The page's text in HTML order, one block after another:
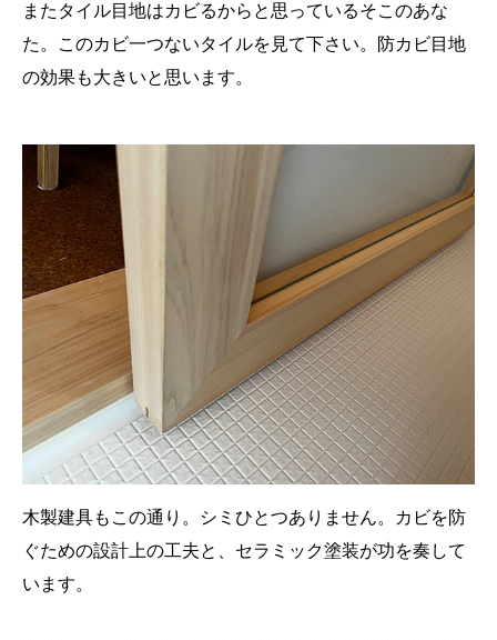
またタイル目地はカビるからと思っているそこのあな
た。このカビ一つないタイルを見て下さい。防カビ目地
の効果も大きいと思います。
木製建具もこの通り。シミひとつありません。カビを防
ぐための設計上の工夫と、セラミック塗装が功を奏して
います。